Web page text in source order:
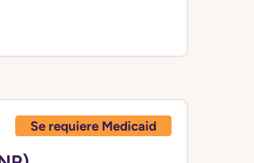
Se requiere Medicaid